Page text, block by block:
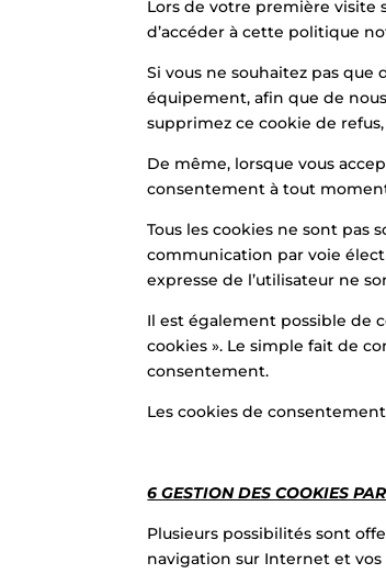
Lors de votre première visite
d’accéder à cette politique
Si vous ne souhaitez pas
équipement, afin que de
supprimez ce cookie de
De même, lorsque vous
consentement à tout
Tous les cookies ne sont
communication par voie
expresse de l’utilisateur ne
Il est également possible de
cookies ». Le simple fait de
consentement.
Les cookies de
6 GESTION DES COOKIES
Plusieurs possibilités sont
navigation sur Internet et vos